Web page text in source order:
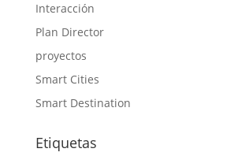
Interacción
Plan Director
proyectos
Smart Cities
Smart Destination
Etiquetas